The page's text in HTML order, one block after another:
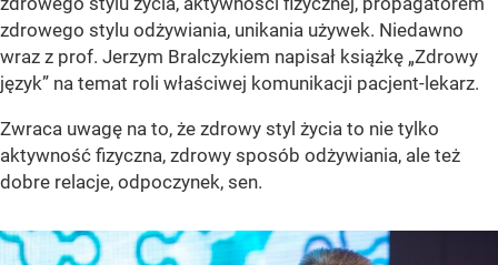
zdrowego stylu odżywiania, unikania używek. Niedawno
wraz z prof. Jerzym Bralczykiem napisał książkę „Zdrowy
język” na temat roli właściwej komunikacji pacjent-lekarz.
Zwraca uwagę na to, że zdrowy styl życia to nie tylko
aktywność fizyczna, zdrowy sposób odżywiania, ale też
dobre relacje, odpoczynek, sen.